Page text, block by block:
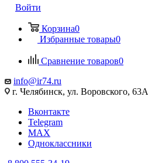
Войти
Корзина0
Избранные товары0
Сравнение товаров0
info@ir74.ru
г. Челябинск, ул. Воровского, 63А
Вконтакте
Telegram
MAX
Одноклассники